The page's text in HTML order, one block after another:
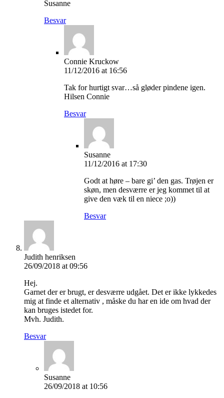
Susanne
Besvar
Connie Kruckow
11/12/2016 at 16:56
Tak for hurtigt svar…så gløder pindene igen.
Hilsen Connie
Besvar
Susanne
11/12/2016 at 17:30
Godt at høre – bare gi’ den gas. Trøjen er
skøn, men desværre er jeg kommet til at
give den væk til en niece ;o))
Besvar
Judith henriksen
26/09/2018 at 09:56
Hej.
Garnet der er brugt, er desværre udgået. Det er ikke lykkedes
mig at finde et alternativ , måske du har en ide om hvad der
kan bruges istedet for.
Mvh. Judith.
Besvar
Susanne
26/09/2018 at 10:56